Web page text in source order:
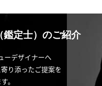
鑑定士）のご紹介
ーデザイナーへ
り添ったご提案を
。